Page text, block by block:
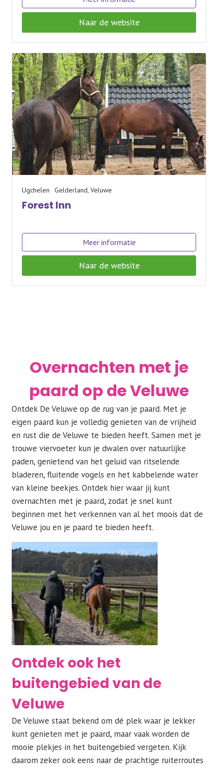
Naar de website
Ugchelen Gelderland, Veluwe
Forest Inn
Meer informatie
Naar de website
Overnachten met je
paard op de Veluwe
Ontdek De Veluwe op de rug van je paard. Met je
eigen paard kun je volledig genieten van de vrijheid
en rust die de Veluwe te bieden heeft. Samen met je
trouwe viervoeter kun je dwalen over natuurlijke
paden, genietend van het geluid van ritselende
bladeren, fluitende vogels en het kabbelende water
van kleine beekjes. Ontdek hier waar jij kunt
overnachten met je paard, zodat je snel kunt
beginnen met het verkennen van al het moois dat de
Veluwe jou en je paard te bieden heeft.
Ontdek ook het
buitengebied van de
Veluwe
De Veluwe staat bekend om dé plek waar je lekker
kunt genieten met je paard, maar vaak worden de
mooie plekjes in het buitengebied vergeten. Kijk
daarom zeker ook eens naar de prachtige ruiterroutes